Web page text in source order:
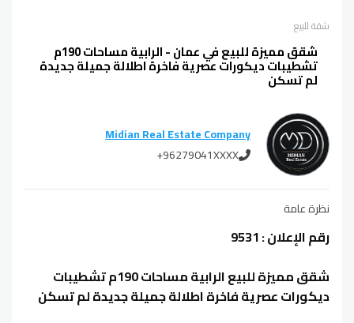
شقةللبيع
شقق مميزة للبيع في عمان - الرابية مساحات 190م
تشطيبات ديكورات عصرية فاخرة اطلالة جميلة جديدة
لم تسكن
Midian Real Estate Company
+96279041XXXX
نظرة عامة
رقم الإعلان : 9531
شقق مميزة للبيع الرابية مساحات 190م تشطيبات
ديكورات عصرية فاخرة اطلالة جميلة جديدة لم تسكن